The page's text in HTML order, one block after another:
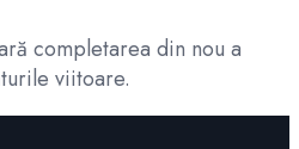
completarea din nou a
viitoare.